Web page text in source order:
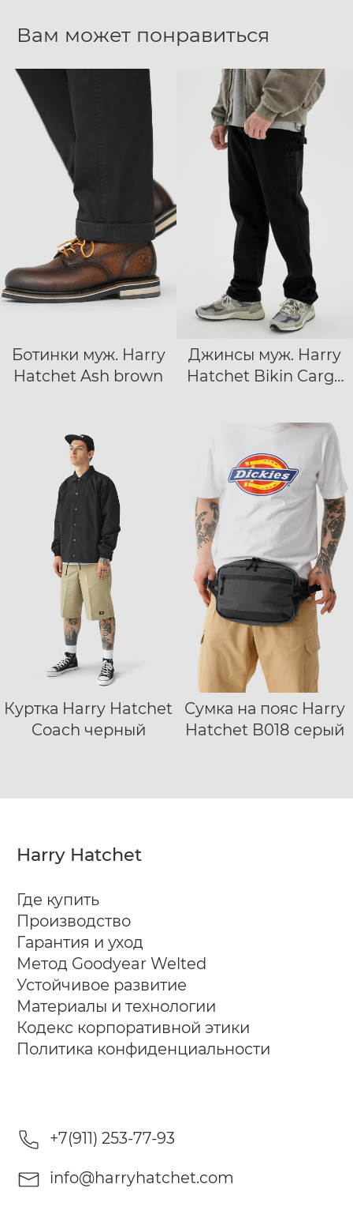
Вам может понравиться
Ботинки муж. Harry
Hatchet Ash brown
40 41
42
43
44 45
Джинсы муж. Harry
Hatchet Bikin Cargo
28/32
29/32
30/32
31/32
32/32
Куртка Harry Hatchet
Coach черный
S M L
XL
XXL
Сумка на пояс Harry
Hatchet B018 серый
+7(911) 253-77-93
info@harryhatchet.com
Harry Hatchet
Где купить
Производство
Гарантия и уход
Метод Goodyear Welted
Устойчивое развитие
Материалы и технологии
Кодекс корпоративной этики
Политика конфиденциальности